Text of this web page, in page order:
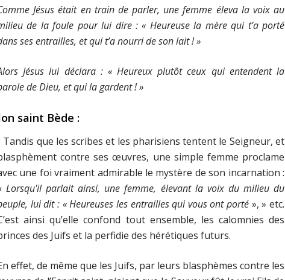
Jésus était en train de parler, une femme éleva la voix au
de la foule pour lui dire : « Heureuse la mère qui t’a porté
ses entrailles, et qui t’a nourri de son lait ! »
Jésus lui déclara : « Heureux plutôt ceux qui entendent la
de Dieu, et qui la gardent ! »
saint Bède :
Tandis que les scribes et les pharisiens tentent le Seigneur, et
contre ses œuvres, une simple femme proclame
une foi vraiment admirable le mystère de son incarnation :
Lorsqu'il parlait ainsi, une femme, élevant la voix du milieu du
lui dit : « Heureuses les entrailles qui vous ont porté », » etc.
ainsi qu’elle confond tout ensemble, les calomnies des
des Juifs et la perfidie des hérétiques futurs.
effet, de même que les Juifs, par leurs blasphèmes contre les